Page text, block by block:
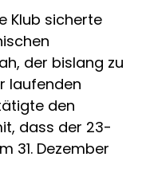
Klub sicherte
der bislang zu
laufenden
den
dass der 23-
31. Dezember